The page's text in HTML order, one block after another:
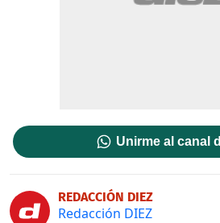
Unirme al canal
REDACCIÓN DIEZ
Redacción DIEZ